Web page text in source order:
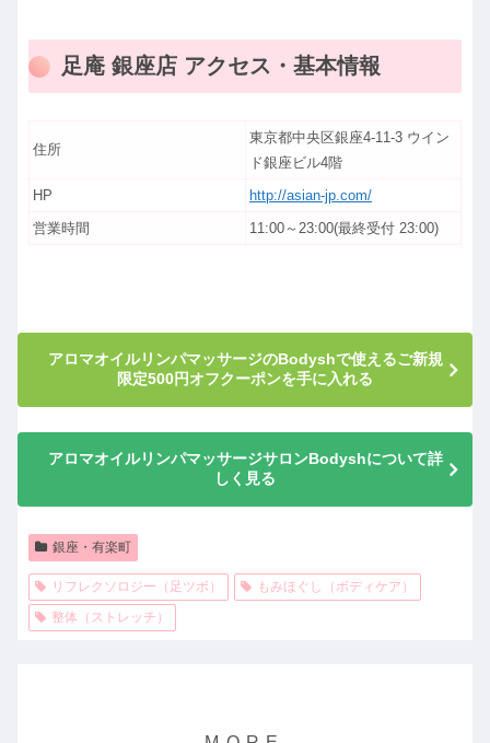
足庵 銀座店 アクセス・基本情報
住所
東京都中央区銀座4-11-3 ウイン
ド銀座ビル4階
HP
http://asian-jp.com/
営業時間
11:00～23:00(最終受付 23:00)
アロマオイルリンパマッサージのBodyshで使えるご新規
限定500円オフクーポンを手に入れる
アロマオイルリンパマッサージサロンBodyshについて詳
しく見る
銀座・有楽町
リフレクソロジー（足ツボ）
もみほぐし（ボディケア）
整体（ストレッチ）